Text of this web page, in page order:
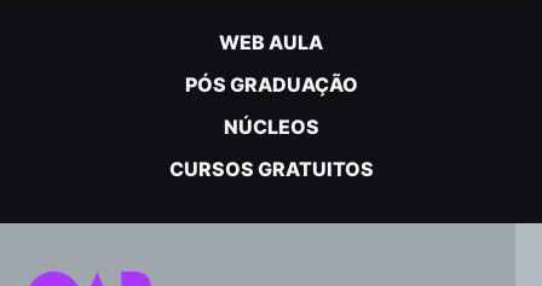
WEB AULA
PÓS GRADUAÇÃO
NÚCLEOS
CURSOS GRATUITOS